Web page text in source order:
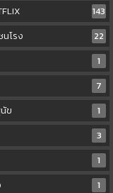
143
โรง
22
1
7
ข
1
3
1
1